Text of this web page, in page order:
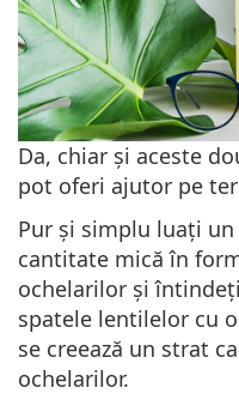
Da, chiar și aceste
pot oferi ajutor pe
Pur și simplu luați
cantitate mică în
ochelarilor și
spatele lentilelor cu
se creează un strat
ochelarilor.